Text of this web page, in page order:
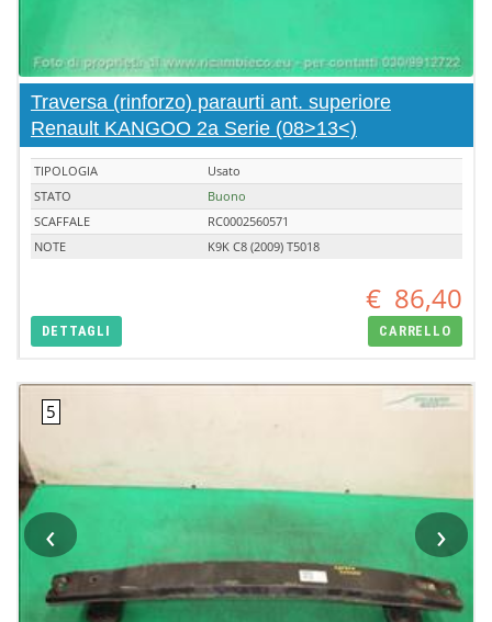
Traversa (rinforzo) paraurti ant. superiore
Renault KANGOO 2a Serie (08>13<)
TIPOLOGIA
Usato
STATO
Buono
SCAFFALE
RC0002560571
NOTE
K9K C8 (2009) T5018
€ 86,40
DETTAGLI CARRELLO
‹ ›